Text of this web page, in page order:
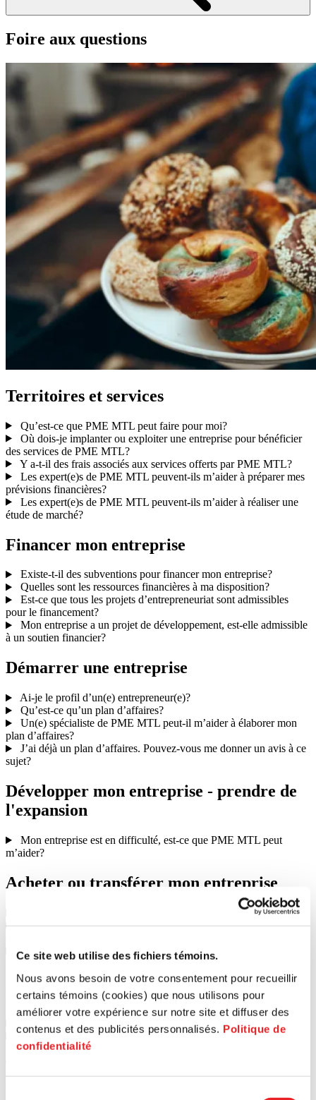
Ce site web utilise des fichiers témoins.
Nous avons besoin de votre consentement pour recueillir
certains témoins (cookies) que nous utilisons pour
améliorer votre expérience sur notre site et diffuser des
contenus et des publicités personnalisés. Politique de
confidentialité
Foire aux questions
Territoires et services
Qu’est-ce que PME MTL peut faire pour moi?
Où dois-je implanter ou exploiter une entreprise pour bénéficier
des services de PME MTL?
Y a-t-il des frais associés aux services offerts par PME MTL?
Les expert(e)s de PME MTL peuvent-ils m’aider à préparer mes
prévisions financières?
Les expert(e)s de PME MTL peuvent-ils m’aider à réaliser une
étude de marché?
Financer mon entreprise
Existe-t-il des subventions pour financer mon entreprise?
Quelles sont les ressources financières à ma disposition?
Est-ce que tous les projets d’entrepreneuriat sont admissibles
pour le financement?
Mon entreprise a un projet de développement, est-elle admissible
à un soutien financier?
Démarrer une entreprise
Ai-je le profil d’un(e) entrepreneur(e)?
Qu’est-ce qu’un plan d’affaires?
Un(e) spécialiste de PME MTL peut-il m’aider à élaborer mon
plan d’affaires?
J’ai déjà un plan d’affaires. Pouvez-vous me donner un avis à ce
sujet?
Développer mon entreprise - prendre de
l'expansion
Mon entreprise est en difficulté, est-ce que PME MTL peut
m’aider?
Acheter ou transférer mon entreprise
Est-ce que PME MTL peut m’aider à transférer mon entreprise?
Est-ce que les conseiller(ère)s de PME MTL peuvent m’aider à
Comment et quand puis-je déposer une demande de
financement?
Économie sociale
Qu’est-ce qu’une entreprise d’économie sociale?
Quelle est la différence entre une coopérative et un OBNL?